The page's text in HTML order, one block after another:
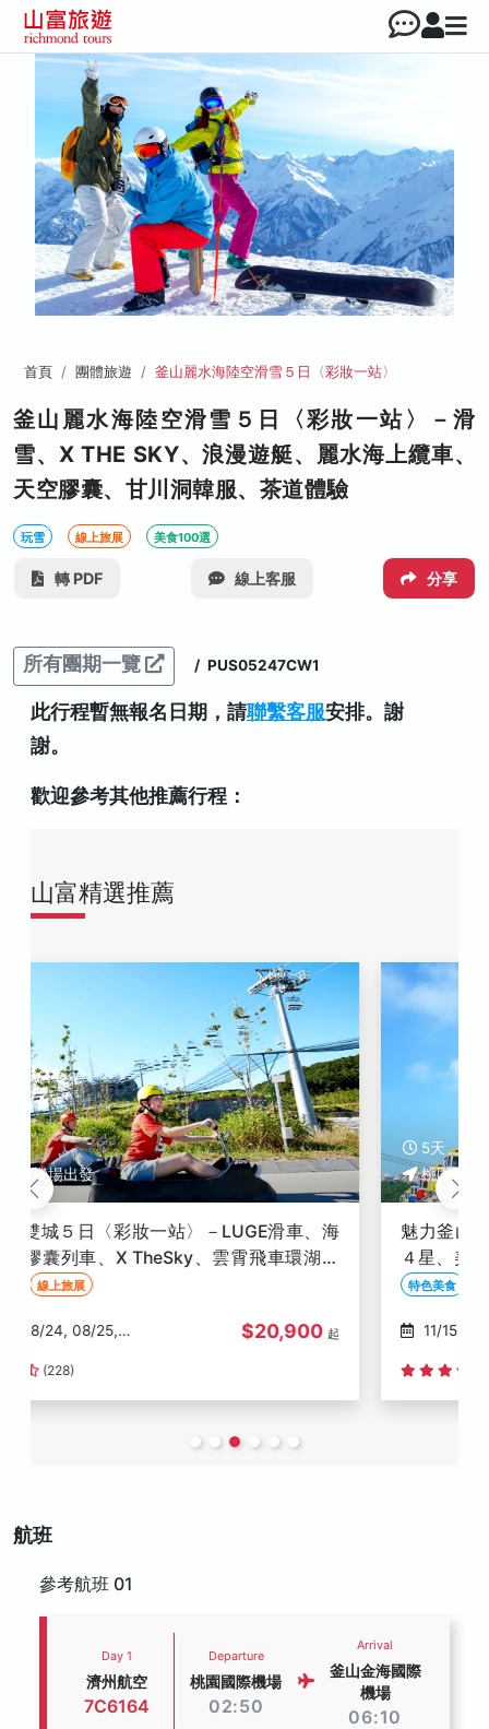
首頁 團體旅遊 釜山麗水海陸空滑雪５日〈彩妝一站〉
釜山麗水海陸空滑雪５日〈彩妝一站〉－滑
雪、X THE SKY、浪漫遊艇、麗水海上纜車、
天空膠囊、甘川洞韓服、茶道體驗
玩雪 線上旅展 美食100選
轉 PDF 線上客服 分享
所有團期一覽 / PUS05247CW1
此行程暫無報名日期，請聯繫客服安排。謝
謝。
歡迎參考其他推薦行程：
山富精選推薦
5天
桃園國際機場出發
魅力釜山５日〈彩妝一站〉-全程無自理餐、全程
４星、美饌升級、最新小王子之家、膠囊列車、甘
川洞韓服、長腳蟹吃到飽
特色美食
11/15, 11/18, 11/22, 11/25,
$27,900 起
航班
參考航班 01
Day 1
濟州航空
7C6164
Departure
桃園國際機場
02:50
Arrival
釜山金海國際
機場
06:10